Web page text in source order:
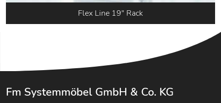
Flex Line 19" Rack
Fm Systemmöbel GmbH & Co. KG